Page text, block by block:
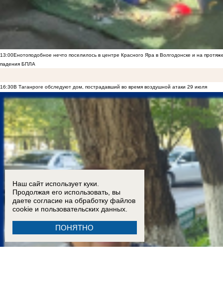
13:00Енотоподобное нечто поселилось в центре Красного Яра в Волгодонске и на
падения БПЛА
16:30В Таганроге обследуют дом, пострадавший во время воздушной атаки 29 июля
Наш сайт использует куки.
Продолжая его использовать, вы
даете согласие на обработку файлов
cookie и пользовательских данных.
ПОНЯТНО